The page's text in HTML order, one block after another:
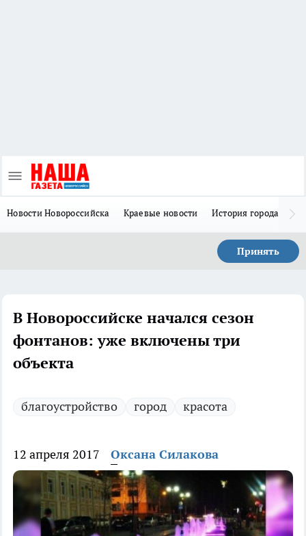
Новости Новороссийска Краевые новости История города Н
Принять
В Новороссийске начался сезон
фонтанов: уже включены три
объекта
благоустройство город красота
12 апреля 2017 Оксана Силакова